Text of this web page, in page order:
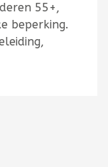
55+,
beperking.